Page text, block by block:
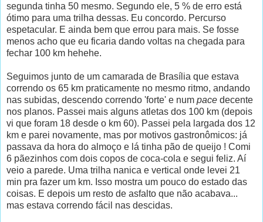
segunda tinha 50 mesmo. Segundo ele, 5 % de erro está
ótimo para uma trilha dessas. Eu concordo. Percurso
espetacular. E ainda bem que errou para mais. Se fosse
menos acho que eu ficaria dando voltas na chegada para
fechar 100 km hehehe.
Seguimos junto de um camarada de Brasília que estava
correndo os 65 km praticamente no mesmo ritmo, andando
nas subidas, descendo correndo 'forte' e num pace decente
nos planos. Passei mais alguns atletas dos 100 km (depois
vi que foram 18 desde o km 60). Passei pela largada dos 12
km e parei novamente, mas por motivos gastronômicos: já
passava da hora do almoço e lá tinha pão de queijo ! Comi
6 pãezinhos com dois copos de coca-cola e segui feliz. Aí
veio a parede. Uma trilha nanica e vertical onde levei 21
min pra fazer um km. Isso mostra um pouco do estado das
coisas. E depois um resto de asfalto que não acabava...
mas estava correndo fácil nas descidas.